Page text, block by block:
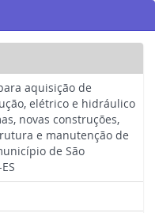
aquisição de
elétrico e hidráulico
novas construções,
e manutenção de
de São